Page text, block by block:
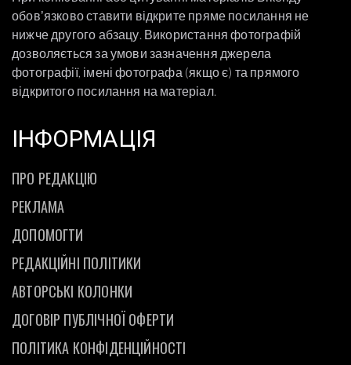
обовʼязково ставити відкрите пряме посилання не
нижче другого абзацу. Використання фотографій
дозволяється за умови зазначення джерела
фотографії, імені фотографа (якщо є) та прямого
відкритого посилання на матеріал.
ІНФОРМАЦІЯ
ПРО РЕДАКЦІЮ
РЕКЛАМА
ДОПОМОГТИ
РЕДАКЦІЙНІ ПОЛІТИКИ
АВТОРСЬКІ КОЛОНКИ
ДОГОВІР ПУБЛІЧНОЇ ОФЕРТИ
ПОЛІТИКА КОНФІДЕНЦІЙНОСТІ